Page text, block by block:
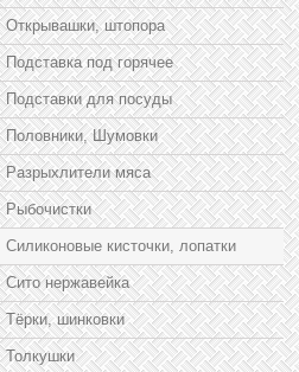
Открывашки, штопора
Подставка под горячее
Подставки для посуды
Половники, Шумовки
Разрыхлители мяса
Рыбочистки
Силиконовые кисточки, лопатки
Сито нержавейка
Тёрки, шинковки
Толкушки